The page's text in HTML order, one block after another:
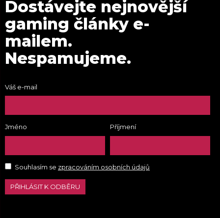
Dostávejte nejnovější
gaming články e-
mailem.
Nespamujeme.
Váš e-mail
Jméno Příjmení
Souhlasím se zpracováním osobních údajů
PŘIHLÁSIT K ODBĚRU